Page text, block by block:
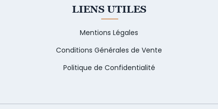
LIENS UTILES
Mentions Légales
Conditions Générales de Vente
Politique de Confidentialité